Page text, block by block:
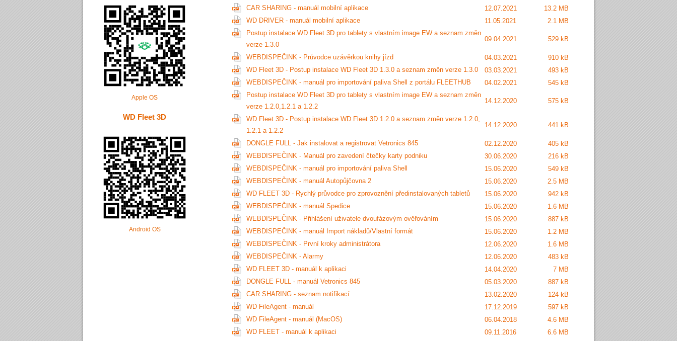
Apple OS
WD Fleet 3D
Android OS
CAR SHARING - manuál mobilní aplikace
12.07.2021
13.2 MB
WD DRIVER - manuál mobilní aplikace
11.05.2021
2.1 MB
Postup instalace WD Fleet 3D pro tablety s vlastním image EW a seznam změn
verze 1.3.0
09.04.2021 529 kB
WEBDISPEČINK - Průvodce uzávěrkou knihy jízd 04.03.2021
910 kB
WD Fleet 3D - Postup instalace WD Fleet 3D 1.3.0 a seznam změn verze 1.3.0
03.03.2021
493 kB
WEBDISPEČINK - manuál pro importování paliva Shell z portálu FLEETHUB
04.02.2021
545 kB
Postup instalace WD Fleet 3D pro tablety s vlastním image EW a seznam změn
verze 1.2.0,1.2.1 a 1.2.2
14.12.2020 575 kB
WD Fleet 3D - Postup instalace WD Fleet 3D 1.2.0 a seznam změn verze 1.2.0,
1.2.1 a 1.2.2
14.12.2020 441 kB
DONGLE FULL - Jak instalovat a registrovat Vetronics 845 02.12.2020
405 kB
WEBDISPEČINK - Manuál pro zavedení čtečky karty podniku
30.06.2020
216 kB
WEBDISPEČINK - manuál pro importování paliva Shell
15.06.2020
549 kB
WEBDISPEČINK - manuál Autopůjčovna 2
15.06.2020
2.5 MB
WD FLEET 3D - Rychlý průvodce pro zprovoznění předinstalovaných tabletů
15.06.2020
942 kB
WEBDISPEČINK - manuál Spedice
15.06.2020
1.6 MB
WEBDISPEČINK - Přihlášení uživatele dvoufázovým ověřováním
15.06.2020
887 kB
WEBDISPEČINK - manuál Import nákladů/Vlastní formát
15.06.2020
1.2 MB
WEBDISPEČINK - První kroky administrátora
12.06.2020
1.6 MB
WEBDISPEČINK - Alarmy
12.06.2020
483 kB
WD FLEET 3D - manuál k aplikaci
14.04.2020
7 MB
DONGLE FULL - manuál Vetronics 845
05.03.2020
887 kB
CAR SHARING - seznam notifikací
13.02.2020
124 kB
WD FileAgent - manuál
17.12.2019
597 kB
WD FileAgent - manuál (MacOS)
06.04.2018
4.6 MB
WD FLEET - manuál k aplikaci
09.11.2016 6.6 MB